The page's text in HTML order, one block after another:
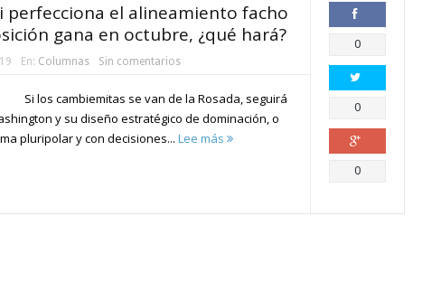
perfecciona el alineamiento facho
gana en octubre, ¿qué hará?
En: Columnas Sin comentarios
Si los cambiemitas se van de la Rosada, seguirá
y su diseño estratégico de dominación, o
pluripolar y con decisiones... Lee más
Compartir
0
Compartir
0
Compartir
0